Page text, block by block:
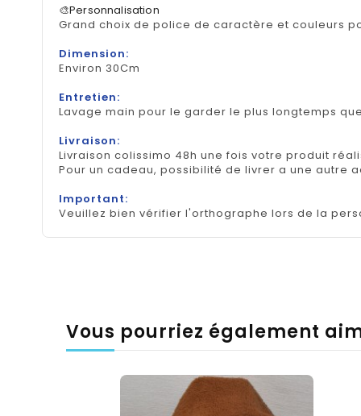
🎨Personnalisation
Grand choix de police de caractère et couleurs
Dimension:
Environ 30Cm
Entretien:
Lavage main pour le garder le plus longtemps
Livraison:
Livraison colissimo 48h une fois votre produit
Pour un cadeau, possibilité de livrer a une autre
Important:
Veuillez bien vérifier l'orthographe lors de la
Vous pourriez également